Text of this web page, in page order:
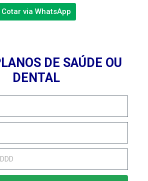
Cotar via WhatsApp
DE SAÚDE OU
DENTAL